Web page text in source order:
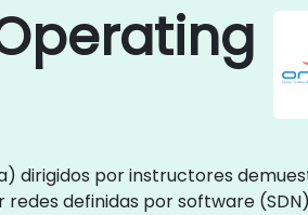
dirigidos por instructores
definidas por software